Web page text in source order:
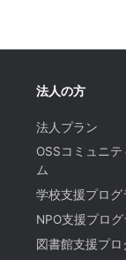
法人の方
法人プラン
OSSコミュニ
ム
学校支援プログ
NPO支援プログ
図書館支援プロ